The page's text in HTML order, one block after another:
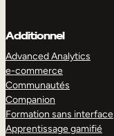
Additionnel
Advanced Analytics
e-commerce
Communautés
Companion
Formation sans interface
Apprentissage gamifié